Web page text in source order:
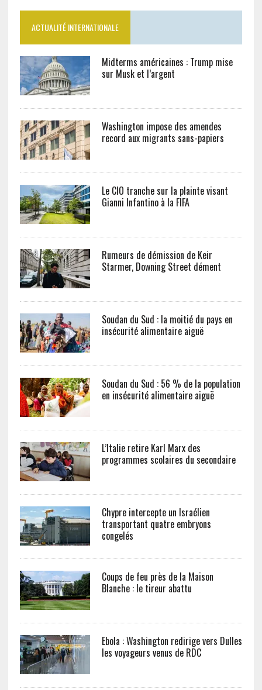
ACTUALITÉ INTERNATIONALE
Midterms américaines : Trump mise
sur Musk et l’argent
Washington impose des amendes
record aux migrants sans-papiers
Le CIO tranche sur la plainte visant
Gianni Infantino à la FIFA
Rumeurs de démission de Keir
Starmer, Downing Street dément
Soudan du Sud : la moitié du pays en
insécurité alimentaire aiguë
Soudan du Sud : 56 % de la population
en insécurité alimentaire aiguë
L’Italie retire Karl Marx des
programmes scolaires du secondaire
Chypre intercepte un Israélien
transportant quatre embryons
congelés
Coups de feu près de la Maison
Blanche : le tireur abattu
Ebola : Washington redirige vers Dulles
les voyageurs venus de RDC